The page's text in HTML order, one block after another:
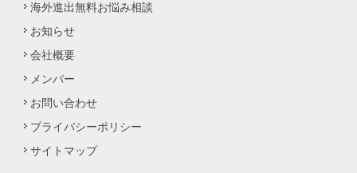
海外進出無料お悩み相談
お知らせ
会社概要
メンバー
お問い合わせ
プライバシーポリシー
サイトマップ